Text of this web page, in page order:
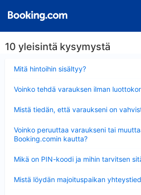
10 yleisintä kysymystä
Mitä hintoihin sisältyy?
Voinko tehdä varauksen ilman
Mistä tiedän, että varaukseni on
Voinko peruuttaa varaukseni tai
Booking.comin kautta?
Mikä on PIN-koodi ja mihin tarvitsen
Mistä löydän majoituspaikan